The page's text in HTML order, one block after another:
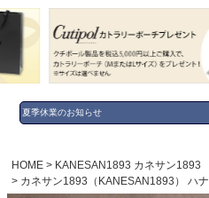
夏季休業のお知らせ
HOME
KANESAN1893 カネサン1893
カネサン1893（KANESAN1893） ハ